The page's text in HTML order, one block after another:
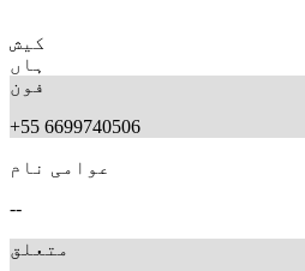
کیش
ہاں
فون
+55 6699740506
عوامی نام
--
متعلق